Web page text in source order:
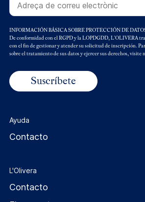
INFORMACIÓN BÁSICA SOBRE PROTECCIÓN DE
De conformidad con el RGPD y la LOPDGDD, L'OLIVERA
con el fin de gestionar y atender su solicitud de inscripción.
sobre el tratamiento de sus datos y ejercer sus derechos,
Ayuda
Contacto
L'Olivera
Contacto